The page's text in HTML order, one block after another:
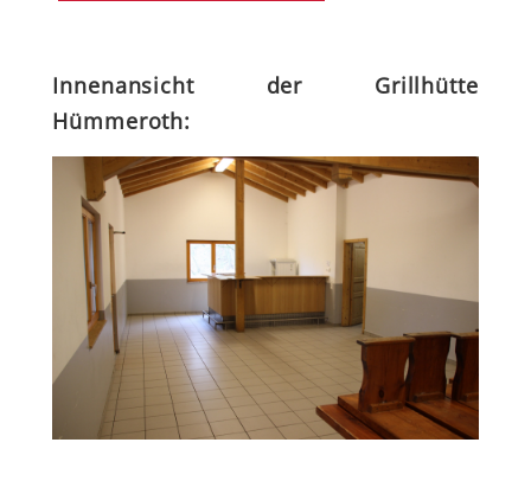
Innenansicht der Grillhütte
Hümmeroth: